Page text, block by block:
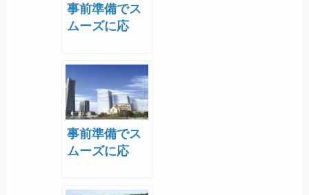
事前準備でス
ムーズに応
（2024年）度
募集情報を解
説
事前準備でス
ムーズに応